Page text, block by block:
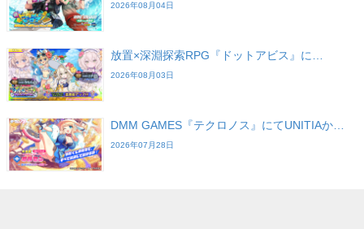
2026年08月04日
放置×深淵探索RPG『ドットアビス』に…
2026年08月03日
DMM GAMES『テクロノス』にてUNITIAか…
2026年07月28日